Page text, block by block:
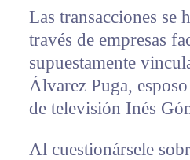
Las transacciones se
través de empresas
supuestamente
Álvarez Puga,
de televisión Inés
Al cuestionársele